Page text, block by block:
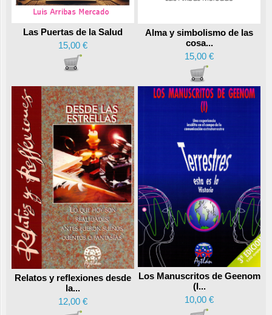
Las Puertas de la Salud
15,00 €
Alma y simbolismo de las
cosa...
15,00 €
Relatos y reflexiones desde
la...
12,00 €
Los Manuscritos de Geenom
(I...
10,00 €